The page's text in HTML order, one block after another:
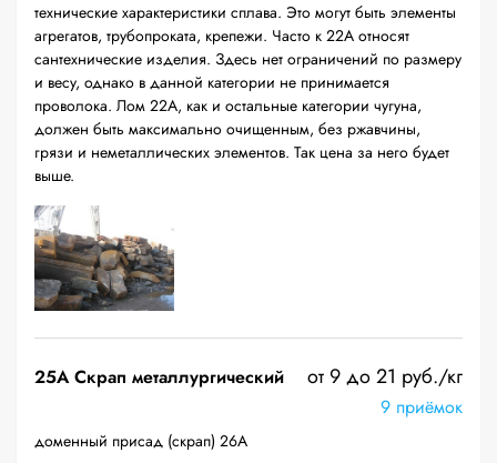
технические характеристики сплава. Это могут быть элементы
агрегатов, трубопроката, крепежи. Часто к 22А относят
сантехнические изделия. Здесь нет ограничений по размеру
и весу, однако в данной категории не принимается
проволока. Лом 22А, как и остальные категории чугуна,
должен быть максимально очищенным, без ржавчины,
грязи и неметаллических элементов. Так цена за него будет
выше.
25A Скрап металлургический от 9 до 21 руб./кг
9 приёмок
доменный присад (скрап) 26А